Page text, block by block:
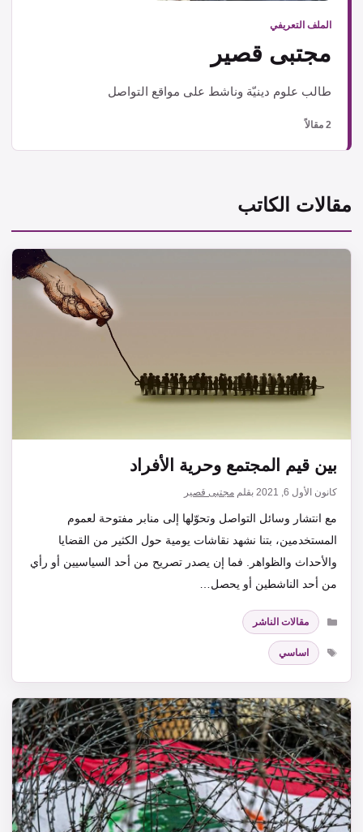
الملف التعريفي
مجتبى قصير
طالب علوم دينيّة وناشط على مواقع التواصل
2 مقالاً
مقالات الكاتب
بين قيم المجتمع وحرية الأفراد
كانون الأول 6, 2021 بقلم مجتبى قصير
مع انتشار وسائل التواصل وتحوّلها إلى منابر مفتوحة لعموم
المستخدمين، بتنا نشهد نقاشات يومية حول الكثير من القضايا
والأحداث والظواهر. فما إن يصدر تصريح من أحد السياسيين أو رأي
من أحد الناشطين أو يحصل…
التصنيفات
مقالات الناشر
الوسوم
اساسي